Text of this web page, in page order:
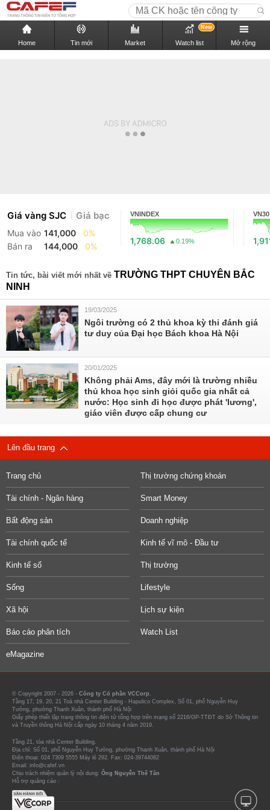
Home Tin mới Market Watch list
New
Mở rộng
Giá vàng SJC Giá bạc
Mua vào 141,000
0%
Bán ra
144,000 0%
VNINDEX
1,768.06 0.19%
VN30
Tin tức, bài viết mới nhất về TRƯỜNG THPT CHUYÊN BẮC
NINH
19/03/2025
Ngôi trường có 2 thủ khoa kỳ thi đánh giá
tư duy của Đại học Bách khoa Hà Nội
20/01/2025
Không phải Ams, đây mới là trường nhiều
thủ khoa học sinh giỏi quốc gia nhất cả
nước: Học sinh đi học được phát 'lương',
giáo viên được cấp chung cư
Lên đầu trang
Trang chủ Thị trường chứng khoán
Tài chính - Ngân hàng Smart Money
Bất động sản Doanh nghiệp
Tài chính quốc tế Kinh tế vĩ mô - Đầu tư
Kinh tế số Thị trường
Sống Lifestyle
Xã hội Lịch sự kiện
Báo cáo phân tích Watch List
eMagazine
© Copyright 2007 - 2026 - Công ty Cổ phần VCCorp.
Tầng 17, 19, 20, 21 Toà nhà Center Building - Hapulico Complex, Số 01, phố Nguyễn Huy
Tưởng, phường Thanh Xuân, thành phố Hà Nội
Giấy phép thiết lập trang thông tin điện tử tổng hợp trên mạng số 2216/GP-TTĐT do Sở Thông tin
và Truyền thông Hà Nội cấp ngày 10 tháng 4 năm 2019.
Tầng 21, tòa nhà Center Building.
Địa chỉ: Số 01, phố Nguyễn Huy Tưởng, phường Thanh Xuân, thành phố Hà Nội
Điện thoại: 024 7309 5555 Máy lẻ 292. Fax: 024-39744082
Email: info@cafef.vn
Chịu trách nhiệm quản lý nội dung: Ông Nguyễn Thế Tân
Hỗ trợ quảng cáo :